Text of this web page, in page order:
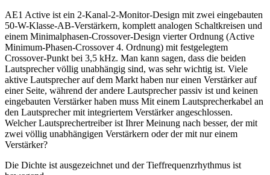
AE1 Active ist ein 2-Kanal-2-Monitor-Design mit zwei eingebauten
50-W-Klasse-AB-Verstärkern, komplett analogen Schaltkreisen und
einem Minimalphasen-Crossover-Design vierter Ordnung (Active
Minimum-Phasen-Crossover 4. Ordnung) mit festgelegtem
Crossover-Punkt bei 3,5 kHz. Man kann sagen, dass die beiden
Lautsprecher völlig unabhängig sind, was sehr wichtig ist. Viele
aktive Lautsprecher auf dem Markt haben nur einen Verstärker auf
einer Seite, während der andere Lautsprecher passiv ist und keinen
eingebauten Verstärker haben muss Mit einem Lautsprecherkabel an
den Lautsprecher mit integriertem Verstärker angeschlossen.
Welcher Lautsprechertreiber ist Ihrer Meinung nach besser, der mit
zwei völlig unabhängigen Verstärkern oder der mit nur einem
Verstärker?
Die Dichte ist ausgezeichnet und der Tieffrequenzrhythmus ist